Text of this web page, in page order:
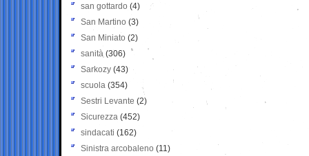
san gottardo (4)
San Martino (3)
San Miniato (2)
sanità (306)
Sarkozy (43)
scuola (354)
Sestri Levante (2)
Sicurezza (452)
sindacati (162)
Sinistra arcobaleno (11)